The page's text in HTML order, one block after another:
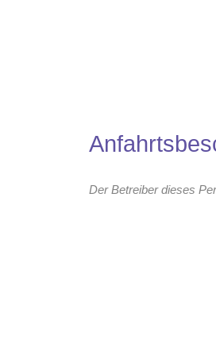
Der Betreiber dieses